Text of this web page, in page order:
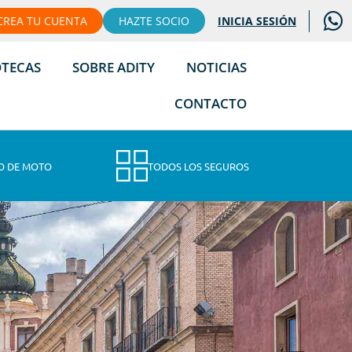
TU CUENTA HAZTE SOCIO INICIA SESIÓN
SOBRE ADITY
NOTICIAS
CONTACTO
DE MOTO TODOS LOS SEGUROS